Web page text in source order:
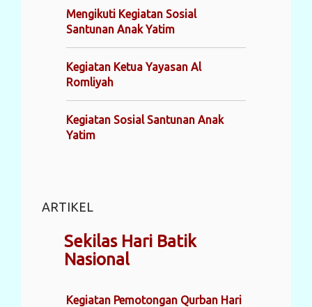
Mengikuti Kegiatan Sosial
Santunan Anak Yatim
Kegiatan Ketua Yayasan Al
Romliyah
Kegiatan Sosial Santunan Anak
Yatim
ARTIKEL
Sekilas Hari Batik
Nasional
Kegiatan Pemotongan Qurban Hari